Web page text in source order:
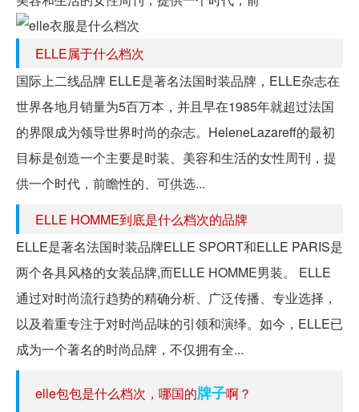
ELLE属于什么档次
国际上二线品牌 ELLE是著名法国时装品牌，ELLE杂志在
世界各地月销量为5百万本，并且早在1985年就超过法国
的界限成为领导世界时尚的杂志。HeleneLazareff的最初
目标是创造一个主要是时装、美容和生活的女性周刊，提
供一个时代，前瞻性的、可供选...
ELLE HOMME到底是什么档次的品牌
ELLE是著名法国时装品牌ELLE SPORT和ELLE PARIS是
两个各具风格的女装品牌,而ELLE HOMME男装。 ELLE
通过对时尚流行趋势的精确分析、广泛传播、专业选择，
以及着重专注于对时尚品味的引领和演绎。如今，ELLE已
成为一个著名的时尚品牌，不仅拥有全...
elle包包是什么档次，哪国的牌子啊？